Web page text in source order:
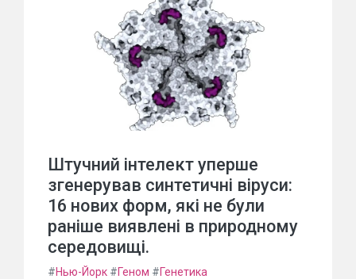
Штучний інтелект уперше
згенерував синтетичні віруси:
16 нових форм, які не були
раніше виявлені в природному
середовищі.
#Нью-Йорк #Геном #Генетика